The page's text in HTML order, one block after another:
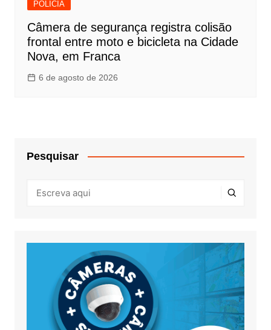
POLÍCIA
Câmera de segurança registra colisão
frontal entre moto e bicicleta na Cidade
Nova, em Franca
6 de agosto de 2026
Pesquisar